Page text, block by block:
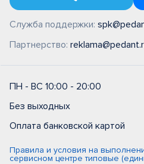
Служба поддержки:
Партнерство:
ПН - ВС 10:00 - 20:00
Без выходных
Оплата банковской картой
Правила и условия на
сервисном центре типовые